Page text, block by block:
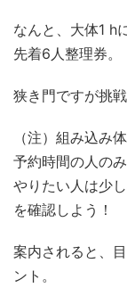
なんと、大体1 h
先着6人整理券。
狭き門ですが挑
（注）組み込み
予約時間の人の
やりたい人は少
を確認しよう！
案内されると、
ント。